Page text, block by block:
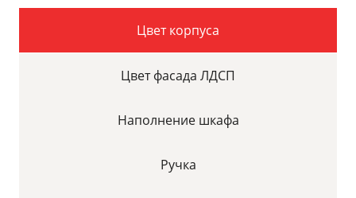
Цвет корпуса
Цвет фасада ЛДСП
Наполнение шкафа
Ручка